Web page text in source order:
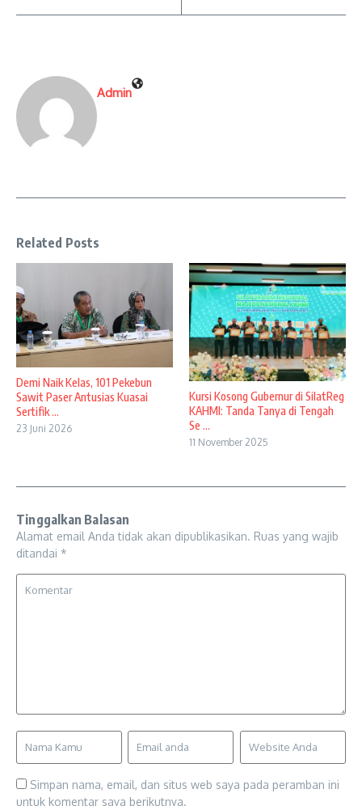
Admin
Related Posts
Demi Naik Kelas, 101 Pekebun
Sawit Paser Antusias Kuasai
Sertifik ...
23 Juni 2026
Kursi Kosong Gubernur di SilatReg
KAHMI: Tanda Tanya di Tengah
Se ...
11 November 2025
Tinggalkan Balasan
Alamat email Anda tidak akan dipublikasikan. Ruas yang wajib
ditandai *
Simpan nama, email, dan situs web saya pada peramban ini
untuk komentar saya berikutnya.